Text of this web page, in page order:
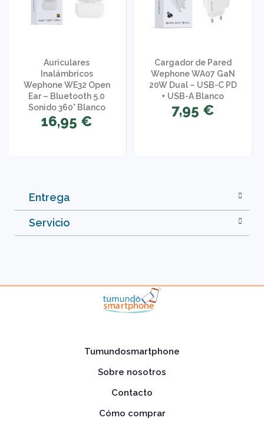
Auriculares
Inalámbricos
Wephone WE32 Open
Ear – Bluetooth 5.0
Sonido 360° Blanco
16,95 €
Cargador de Pared
Wephone WA07 GaN
20W Dual – USB-C PD
+ USB-A Blanco
7,95 €
Entrega
Servicio
Tumundosmartphone
Sobre nosotros
Contacto
Cómo comprar